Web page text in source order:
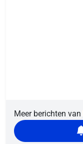
Meer berichten van